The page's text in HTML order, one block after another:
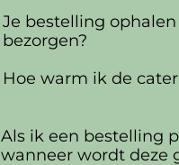
Je bestelling
bezorgen?
Hoe warm ik de
Als ik een bestelling
wanneer wordt deze